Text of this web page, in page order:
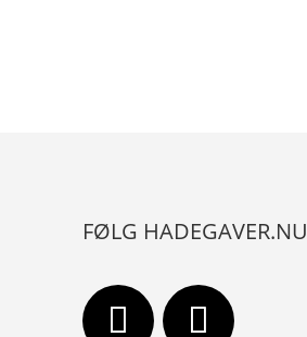
FØLG HADEGAVER.NU